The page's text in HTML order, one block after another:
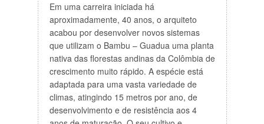
Em uma carreira iniciada há
aproximadamente, 40 anos, o arquiteto
acabou por desenvolver novos sistemas
que utilizam o Bambu – Guadua uma planta
nativa das florestas andinas da Colômbia de
crescimento muito rápido. A espécie está
adaptada para uma vasta variedade de
climas, atingindo 15 metros por ano, de
desenvolvimento e de resistência aos 4